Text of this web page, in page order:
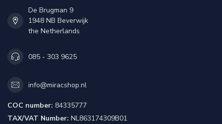
De Brugman 9
1948 NB Beverwijk
the Netherlands
085 - 303 9625
info@miracshop.nl
COC number: 84335777
TAX/VAT Number: NL863174309B01